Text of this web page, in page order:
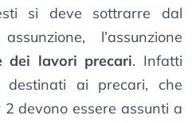
si deve sottrarre dal
l’assunzione
dei lavori precari. Infatti
ai precari, che
devono essere assunti a